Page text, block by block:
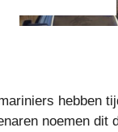
hebben
noemen